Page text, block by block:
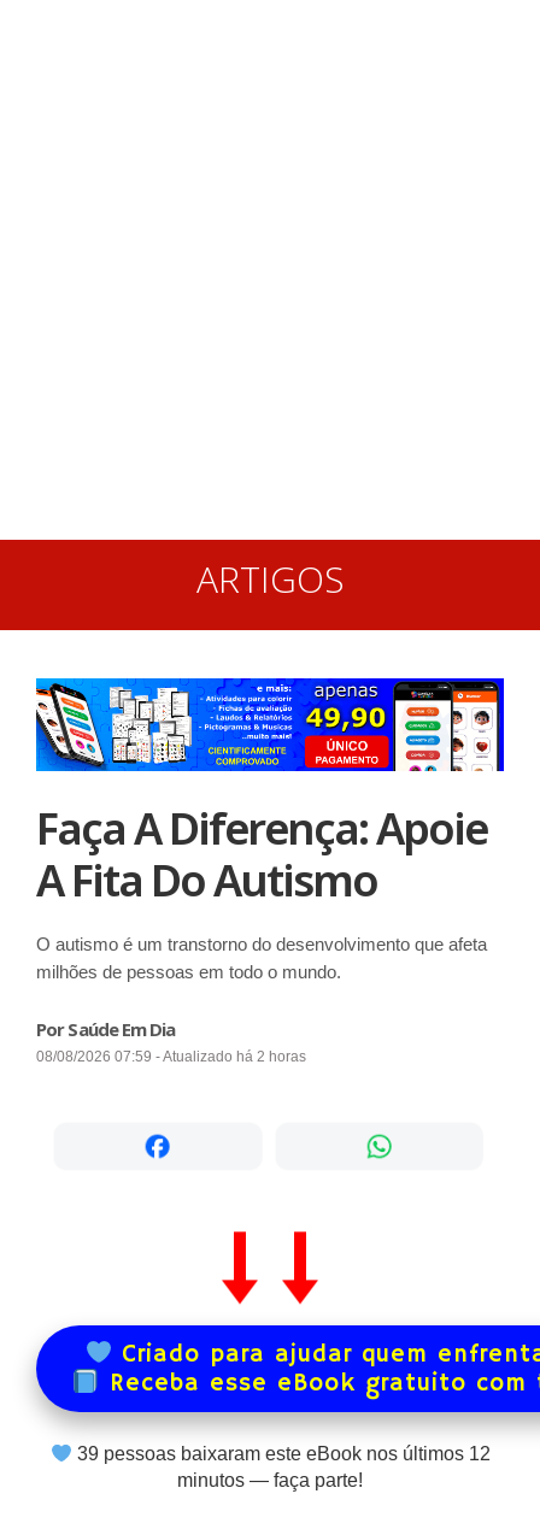
ARTIGOS
Faça A Diferença: Apoie
A Fita Do Autismo
O autismo é um transtorno do desenvolvimento que afeta
milhões de pessoas em todo o mundo.
Por Saúde Em Dia
08/08/2026 07:59 - Atualizado há 2 horas
Criado para ajudar quem
Receba esse eBook gratuito
39pessoas baixaram este eBook nos últimos 12
minutos — faça parte!